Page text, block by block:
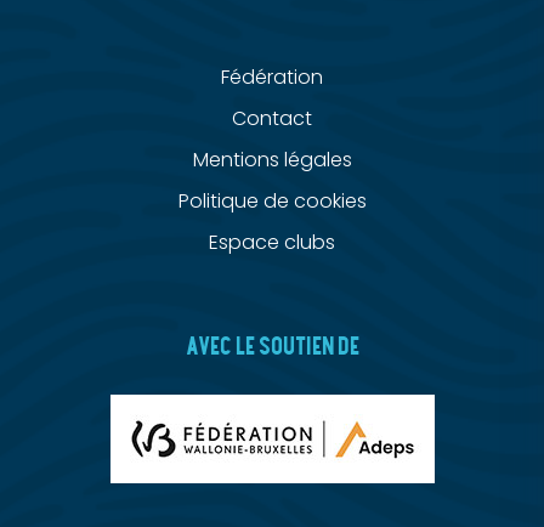
Fédération
Contact
Mentions légales
Politique de cookies
Espace clubs
AVEC LE SOUTIEN DE